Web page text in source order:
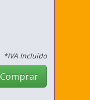
*IVA Incluido
Comprar